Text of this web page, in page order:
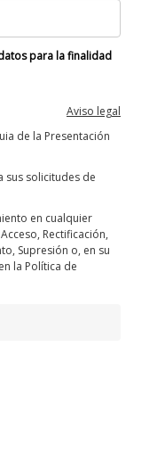
para la finalidad
Aviso legal
de la Presentación
sus solicitudes de
en cualquier
Rectificación,
Supresión o, en su
la Política de